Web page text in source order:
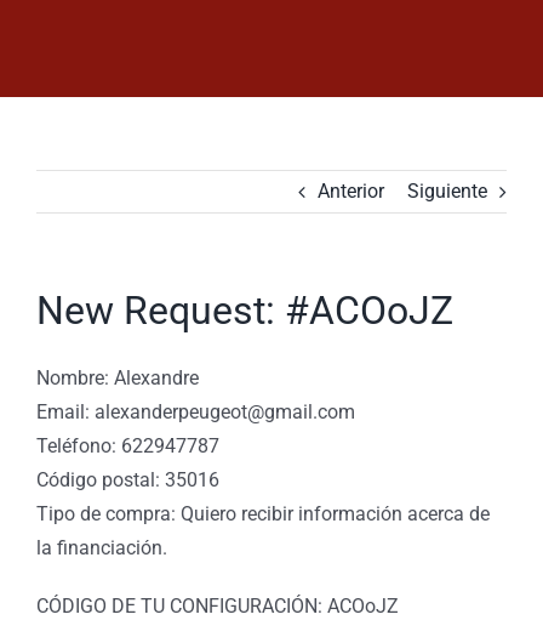
Anterior Siguiente
New Request: #ACOoJZ
Nombre: Alexandre
Email: alexanderpeugeot@gmail.com
Teléfono: 622947787
Código postal: 35016
Tipo de compra: Quiero recibir información acerca de
la financiación.
CÓDIGO DE TU CONFIGURACIÓN: ACOoJZ